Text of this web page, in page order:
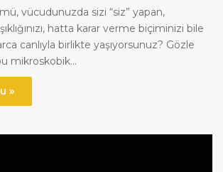
vücudunuzda sizi “siz” yapan,
hatta karar verme biçiminizi bile
canlıyla birlikte yaşıyorsunuz? Gözle
mikroskobik…
»